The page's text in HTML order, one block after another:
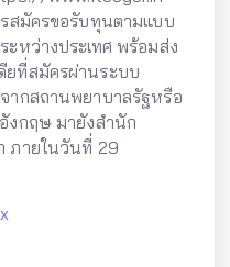
รสมัครขอรับทุนตามแบบ
หว่างประเทศ พร้อมส่ง
ยที่สมัครผ่านระบบ
ากสถานพยาบาลรัฐหรือ
งกฤษ มายังสำนัก
ภายในวันที่ 29